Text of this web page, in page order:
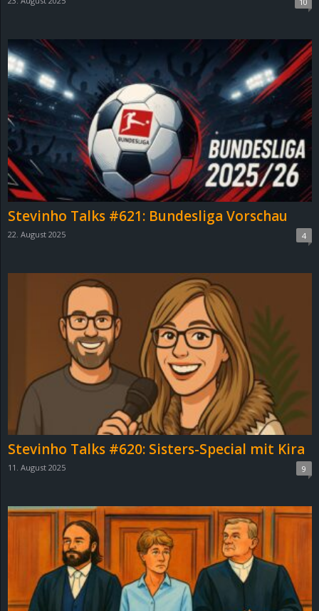
Stevinho Talks #621: Bundesliga Vorschau
22. August 2025 4
Stevinho Talks #620: Sisters-Special mit Kira
11. August 2025 9